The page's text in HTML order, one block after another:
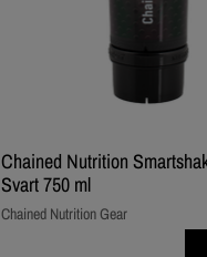
Chained Nutrition
Svart 750 ml
Chained Nutrition Gear